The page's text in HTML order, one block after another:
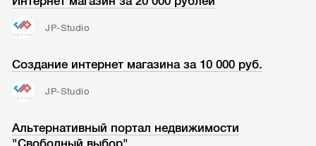
JP-Studio
Создание интернет магазина за 10 000 руб.
JP-Studio
Альтернативный портал недвижимости